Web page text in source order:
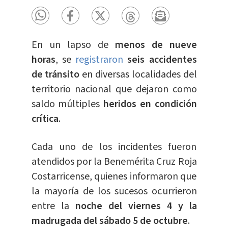
En un lapso de menos de nueve
horas, se registraron seis accidentes
de tránsito en diversas localidades del
territorio nacional que dejaron como
saldo múltiples heridos en condición
crítica.
Cada uno de los incidentes fueron
atendidos por la Benemérita Cruz Roja
Costarricense, quienes informaron que
la mayoría de los sucesos ocurrieron
entre la noche del viernes 4 y la
madrugada del sábado 5 de octubre.